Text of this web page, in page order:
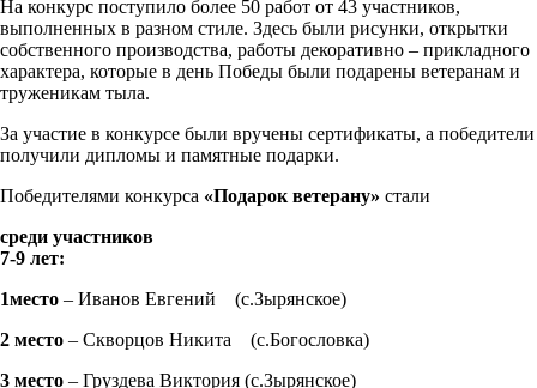
На конкурс поступило более 50 работ от 43 участников,
выполненных в разном стиле. Здесь были рисунки, открытки
собственного производства, работы декоративно – прикладного
характера, которые в день Победы были подарены ветеранам и
труженикам тыла.
За участие в конкурсе были вручены сертификаты, а победители
получили дипломы и памятные подарки.
Победителями конкурса «Подарок ветерану» стали
среди участников
7-9 лет:
1место – Иванов Евгений (с.Зырянское)
2 место – Скворцов Никита (с.Богословка)
3 место – Груздева Виктория (с.Зырянское)